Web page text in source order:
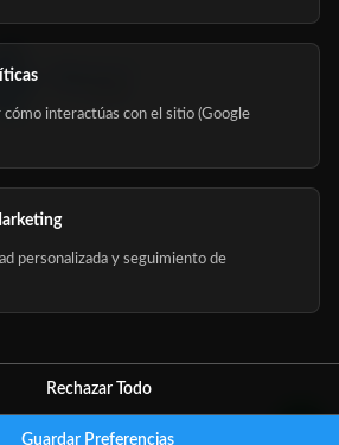
cómo interactúas con el sitio (Google
personalizada y seguimiento de
Rechazar Todo
Guardar Preferencias